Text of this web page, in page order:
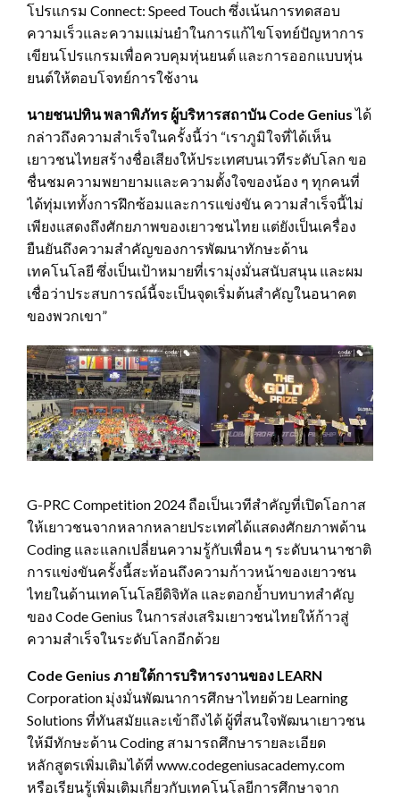
โปรแกรม Connect: Speed Touch ซึ่งเน้นการทดสอบ
ความเร็วและความแม่นยำในการแก้ไขโจทย์ปัญหาการ
เขียนโปรแกรมเพื่อควบคุมหุ่นยนต์ และการออกแบบหุ่น
ยนต์ให้ตอบโจทย์การใช้งาน
นายชนปทิน พลาพิภัทร ผู้บริหารสถาบันCode Geniusได้
กล่าวถึงความสำเร็จในครั้งนี้ว่า “เราภูมิใจที่ได้เห็น
เยาวชนไทยสร้างชื่อเสียงให้ประเทศบนเวทีระดับโลก ขอ
ชื่นชมความพยายามและความตั้งใจของน้อง ๆ ทุกคนที่
ได้ทุ่มเททั้งการฝึกซ้อมและการแข่งขัน ความสำเร็จนี้ไม่
เพียงแสดงถึงศักยภาพของเยาวชนไทย แต่ยังเป็นเครื่อง
ยืนยันถึงความสำคัญของการพัฒนาทักษะด้าน
เทคโนโลยี ซึ่งเป็นเป้าหมายที่เรามุ่งมั่นสนับสนุน และผม
เชื่อว่าประสบการณ์นี้จะเป็นจุดเริ่มต้นสำคัญในอนาคต
ของพวกเขา”
G-PRC Competition 2024 ถือเป็นเวทีสำคัญที่เปิดโอกาส
ให้เยาวชนจากหลากหลายประเทศได้แสดงศักยภาพด้าน
Coding และแลกเปลี่ยนความรู้กับเพื่อน ๆ ระดับนานาชาติ
การแข่งขันครั้งนี้สะท้อนถึงความก้าวหน้าของเยาวชน
ไทยในด้านเทคโนโลยีดิจิทัล และตอกย้ำบทบาทสำคัญ
ของ Code Genius ในการส่งเสริมเยาวชนไทยให้ก้าวสู่
ความสำเร็จในระดับโลกอีกด้วย
Code Genius ภายใต้การบริหารงานของ LEARN
Corporation มุ่งมั่นพัฒนาการศึกษาไทยด้วย Learning
Solutions ที่ทันสมัยและเข้าถึงได้ ผู้ที่สนใจพัฒนาเยาวชน
ให้มีทักษะด้าน Coding สามารถศึกษารายละเอียด
หลักสูตรเพิ่มเติมได้ที่ www.codegeniusacademy.com
หรือเรียนรู้เพิ่มเติมเกี่ยวกับเทคโนโลยีการศึกษาจาก